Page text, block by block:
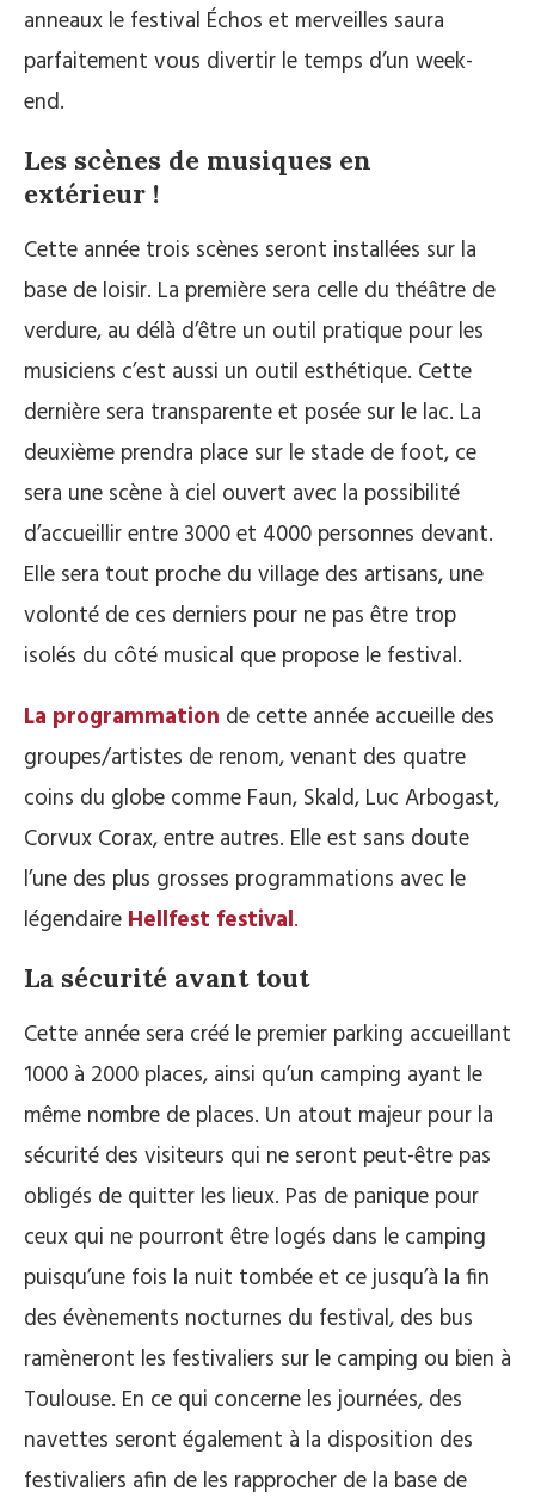
anneaux le festival Échos et merveilles saura
parfaitement vous divertir le temps d’un week-
end.
Les scènes de musiques en
extérieur !
Cette année trois scènes seront installées sur la
base de loisir. La première sera celle du théâtre de
verdure, au délà d’être un outil pratique pour les
musiciens c’est aussi un outil esthétique. Cette
dernière sera transparente et posée sur le lac. La
deuxième prendra place sur le stade de foot, ce
sera une scène à ciel ouvert avec la possibilité
d’accueillir entre 3000 et 4000 personnes devant.
Elle sera tout proche du village des artisans, une
volonté de ces derniers pour ne pas être trop
isolés du côté musical que propose le festival.
La programmation de cette année accueille des
groupes/artistes de renom, venant des quatre
coins du globe comme Faun, Skald, Luc Arbogast,
Corvux Corax, entre autres. Elle est sans doute
l’une des plus grosses programmations avec le
légendaire Hellfest festival.
La sécurité avant tout
Cette année sera créé le premier parking accueillant
1000 à 2000 places, ainsi qu’un camping ayant le
même nombre de places. Un atout majeur pour la
sécurité des visiteurs qui ne seront peut-être pas
obligés de quitter les lieux. Pas de panique pour
ceux qui ne pourront être logés dans le camping
puisqu’une fois la nuit tombée et ce jusqu’à la fin
des évènements nocturnes du festival, des bus
ramèneront les festivaliers sur le camping ou bien à
Toulouse. En ce qui concerne les journées, des
navettes seront également à la disposition des
festivaliers afin de les rapprocher de la base de